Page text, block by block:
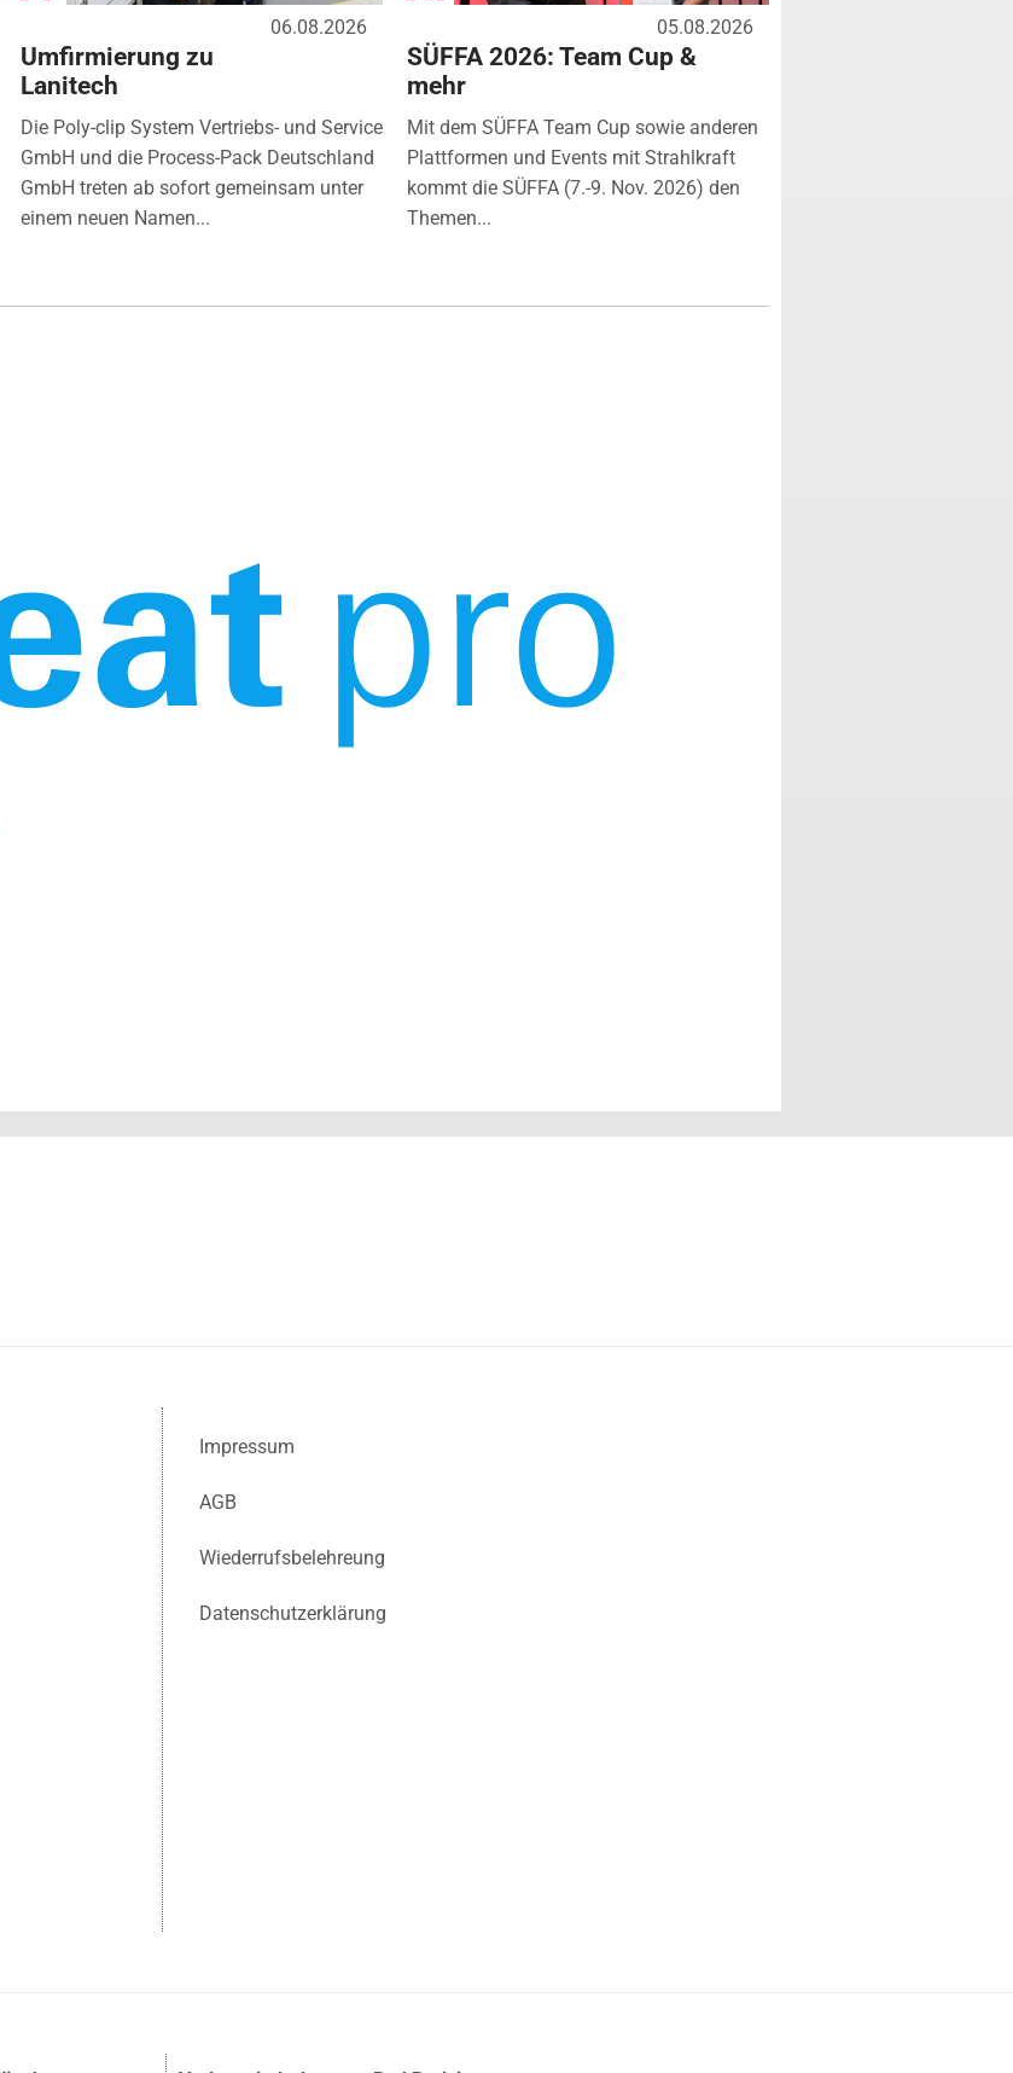
06.08.2026
Umfirmierung zu
Lanitech
Die Poly-clip System Vertriebs- und Service
GmbH und die Process-Pack Deutschland
GmbH treten ab sofort gemeinsam unter
einem neuen Namen...
05.08.2026
SÜFFA 2026: Team Cup &
mehr
Mit dem SÜFFA Team Cup sowie anderen
Plattformen und Events mit Strahlkraft
kommt die SÜFFA (7.-9. Nov. 2026) den
Themen...
Impressum
AGB
Wiederrufsbelehreung
Datenschutzerklärung